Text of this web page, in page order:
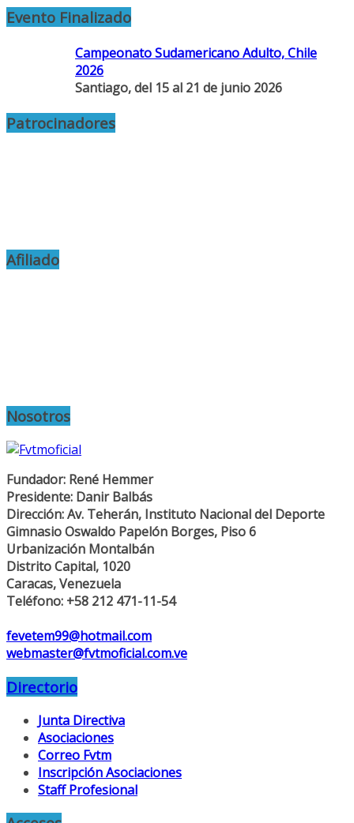
Evento Finalizado
Campeonato Sudamericano Adulto, Chile
2026
Santiago, del 15 al 21 de junio 2026
Patrocinadores
Afiliado
Nosotros
Fundador: René Hemmer
Presidente: Danir Balbás
Dirección: Av. Teherán, Instituto Nacional del Deporte
Gimnasio Oswaldo Papelón Borges, Piso 6
Urbanización Montalbán
Distrito Capital, 1020
Caracas, Venezuela
Teléfono: +58 212 471-11-54
fevetem99@hotmail.com
webmaster@fvtmoficial.com.ve
Directorio
Junta Directiva
Asociaciones
Correo Fvtm
Inscripción Asociaciones
Staff Profesional